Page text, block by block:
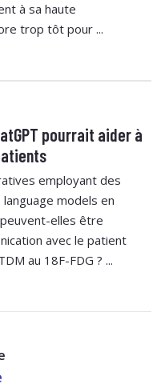
à sa haute
trop tôt pour ...
pourrait aider à
employant des
models en
elles être
avec le patient
au 18F-FDG ? ...